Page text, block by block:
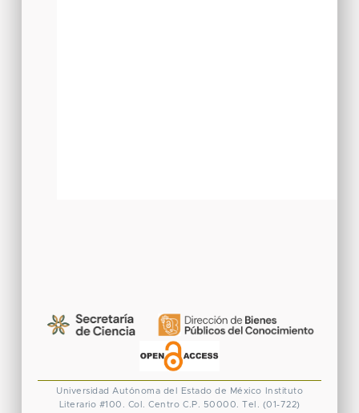
Universidad Autónoma del Estado de México
Instituto
Literario #100. Col. Centro C.P. 50000. Tel. (01-722)